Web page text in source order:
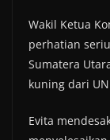
Wakil Ketua
perhatian
Sumatera
kuning dari
Evita